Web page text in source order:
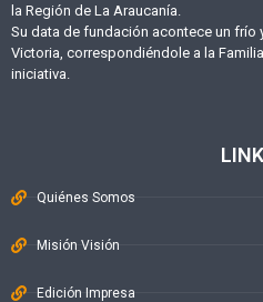
la Región de La Araucanía.
Su data de fundación acontece un frío
Victoria, correspondiéndole a la
iniciativa.
Quiénes Somos
Misión Visión
Edición Impresa